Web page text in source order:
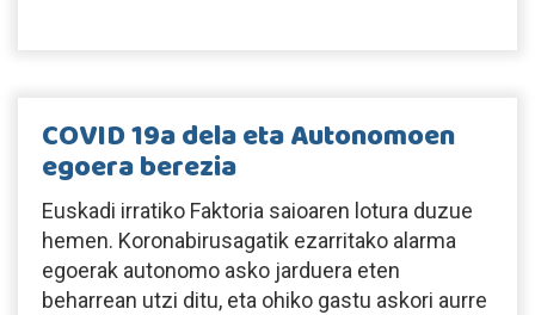
COVID 19a dela eta Autonomoen
egoera berezia
Euskadi irratiko Faktoria saioaren lotura duzue
hemen. Koronabirusagatik ezarritako alarma
egoerak autonomo asko jarduera eten
beharrean utzi ditu, eta ohiko gastu askori aurre